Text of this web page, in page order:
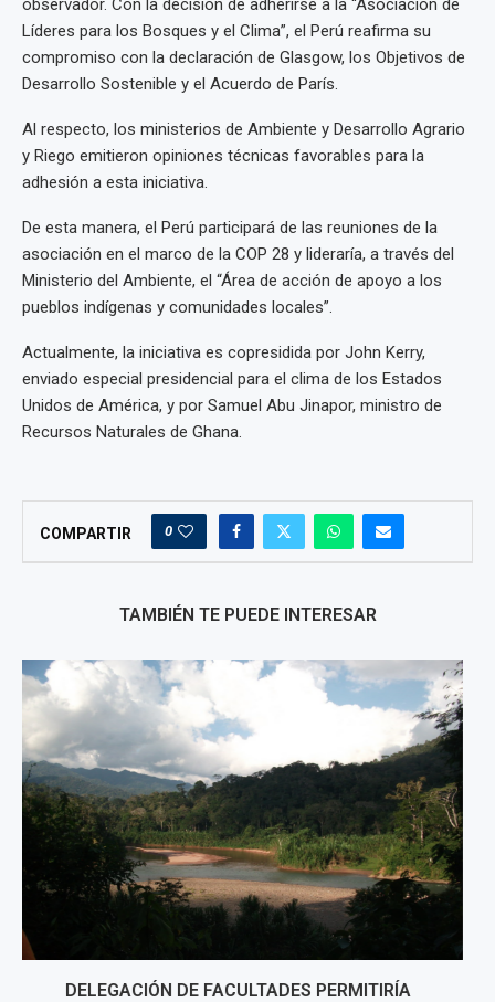
observador. Con la decisión de adherirse a la “Asociación de
Líderes para los Bosques y el Clima”, el Perú reafirma su
compromiso con la declaración de Glasgow, los Objetivos de
Desarrollo Sostenible y el Acuerdo de París.
Al respecto, los ministerios de Ambiente y Desarrollo Agrario
y Riego emitieron opiniones técnicas favorables para la
adhesión a esta iniciativa.
De esta manera, el Perú participará de las reuniones de la
asociación en el marco de la COP 28 y lideraría, a través del
Ministerio del Ambiente, el “Área de acción de apoyo a los
pueblos indígenas y comunidades locales”.
Actualmente, la iniciativa es copresidida por John Kerry,
enviado especial presidencial para el clima de los Estados
Unidos de América, y por Samuel Abu Jinapor, ministro de
Recursos Naturales de Ghana.
COMPARTIR 0
TAMBIÉN TE PUEDE INTERESAR
COSTA DE ICA BAJO ALERTA: VIENTOS DE 41